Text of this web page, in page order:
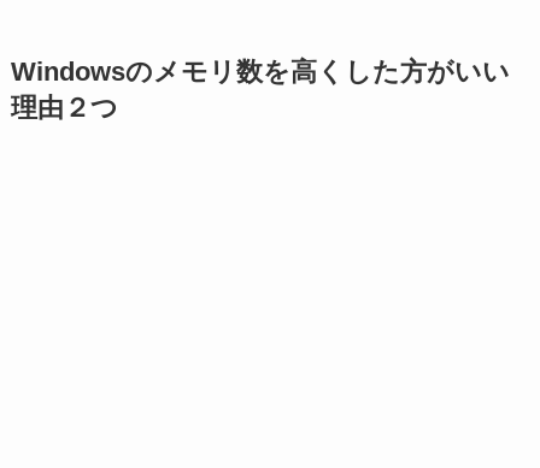
Windowsのメモリ数を高くした方がいい
理由２つ